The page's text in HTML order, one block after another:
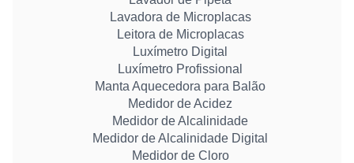
Lavadora de Microplacas
Leitora de Microplacas
Luxímetro Digital
Luxímetro Profissional
Manta Aquecedora para Balão
Medidor de Acidez
Medidor de Alcalinidade
Medidor de Alcalinidade Digital
Medidor de Cloro